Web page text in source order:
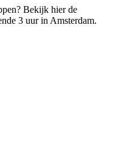
Bekijk hier de
3 uur in Amsterdam.